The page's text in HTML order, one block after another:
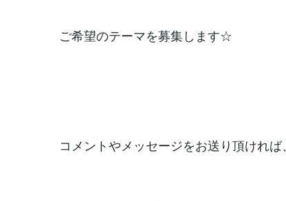
ご希望のテーマを募集します☆
コメントやメッセージをお送り頂ければ、